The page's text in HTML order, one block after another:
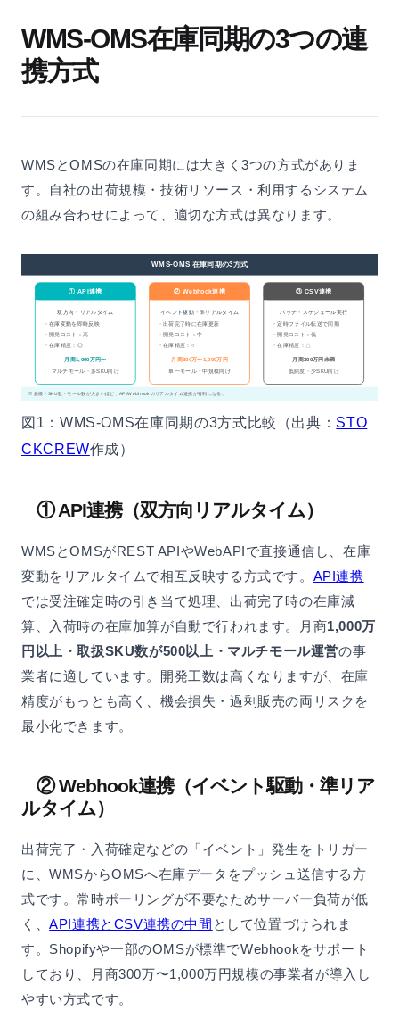
WMS-OMS在庫同期の3つの連
携方式
WMSとOMSの在庫同期には大きく3つの方式がありま
す。自社の出荷規模・技術リソース・利用するシステム
の組み合わせによって、適切な方式は異なります。
WMS-OMS 在庫同期の3方式
① API連携
双方向・リアルタイム
・在庫変動を即時反映
・開発コスト：高
・在庫精度：◎
月商1,000万円〜
マルチモール・多SKU向け
② Webhook連携
イベント駆動・準リアルタイム
・出荷完了時に在庫更新
・開発コスト：中
・在庫精度：○
月商300万〜1,000万円
単一モール・中規模向け
③ CSV連携
バッチ・スケジュール実行
・定時ファイル転送で同期
・開発コスト：低
・在庫精度：△
月商300万円未満
低頻度・少SKU向け
※ 規模・SKU数・モール数が大きいほど、API/Webhookのリアルタイム連携が有利になる。
図1：WMS-OMS在庫同期の3方式比較（出典： STO
CKCREW作成）
① API連携（双方向リアルタイム）
WMSとOMSがREST APIやWebAPIで直接通信し、在庫
変動をリアルタイムで相互反映する方式です。 API連携
では受注確定時の引き当て処理、出荷完了時の在庫減
算、入荷時の在庫加算が自動で行われます。月商1,000万
円以上・取扱SKU数が500以上・マルチモール運営の事
業者に適しています。開発工数は高くなりますが、在庫
精度がもっとも高く、機会損失・過剰販売の両リスクを
最小化できます。
② Webhook連携（イベント駆動・準リア
ルタイム）
出荷完了・入荷確定などの「イベント」発生をトリガー
に、WMSからOMSへ在庫データをプッシュ送信する方
式です。常時ポーリングが不要なためサーバー負荷が低
く、API連携とCSV連携の中間 として位置づけられま
す。Shopifyや一部のOMSが標準でWebhookをサポート
しており、月商300万〜1,000万円規模の事業者が導入し
やすい方式です。